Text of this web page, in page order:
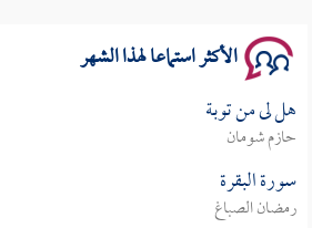
الأكثر استماعا لهذا الشهر
هل لى من توبة
حازم شومان
سورة البقرة
رمضان الصباغ